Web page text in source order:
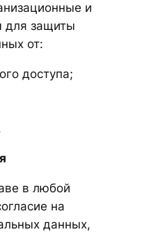
и
для защиты
от:
доступа;
в любой
на
данных,